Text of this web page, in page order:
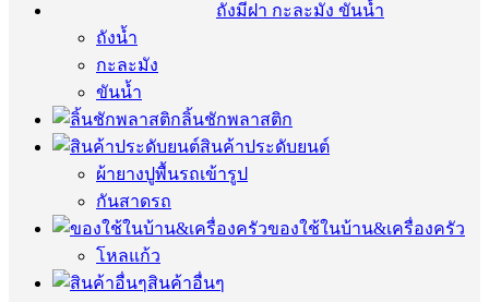
ถังมีฝา กะละมัง ขันน้ำ
ถังน้ำ
กะละมัง
ขันน้ำ
ลิ้นชักพลาสติก
สินค้าประดับยนต์
ผ้ายางปูพื้นรถเข้ารูป
กันสาดรถ
ของใช้ในบ้าน&เครื่องครัว
โหลแก้ว
สินค้าอื่นๆ